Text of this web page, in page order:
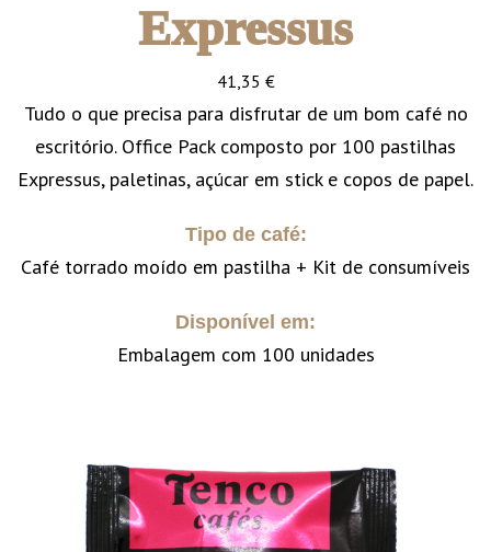
Expressus
41,35 €
Tudo o que precisa para disfrutar de um bom café no
escritório. Office Pack composto por 100 pastilhas
Expressus, paletinas, açúcar em stick e copos de papel.
Tipo de café:
Café torrado moído em pastilha + Kit de consumíveis
Disponível em:
Embalagem com 100 unidades